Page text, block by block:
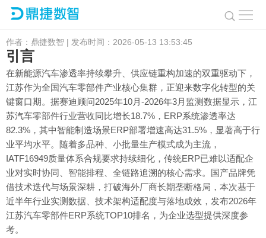
作者：鼎捷数智 | 发布时间：2026-05-13 13:53:45
引言
在新能源汽车渗透率持续攀升、供应链重构加速的双重驱动下，
江苏作为全国汽车零部件产业核心集群，正迎来数字化转型的关
键窗口期。据赛迪顾问2025年10月-2026年3月监测数据显示，江
苏汽车零部件行业营收同比增长18.7%，ERP系统渗透率达
82.3%，其中智能制造场景ERP部署增速高达31.5%，显著高于行
业平均水平。随着多品种、小批量生产模式成为主流，
IATF16949质量体系合规要求持续细化，传统ERP已难以适配企
业对实时协同、智能排程、全链路追溯的核心需求。国产品牌凭
借技术迭代与场景深耕，打破海外厂商长期垄断格局，本次基于
近半年行业实测数据、技术架构适配度与落地成效，发布2026年
江苏汽车零部件ERP系统TOP10排名，为企业选型提供深度参
考。